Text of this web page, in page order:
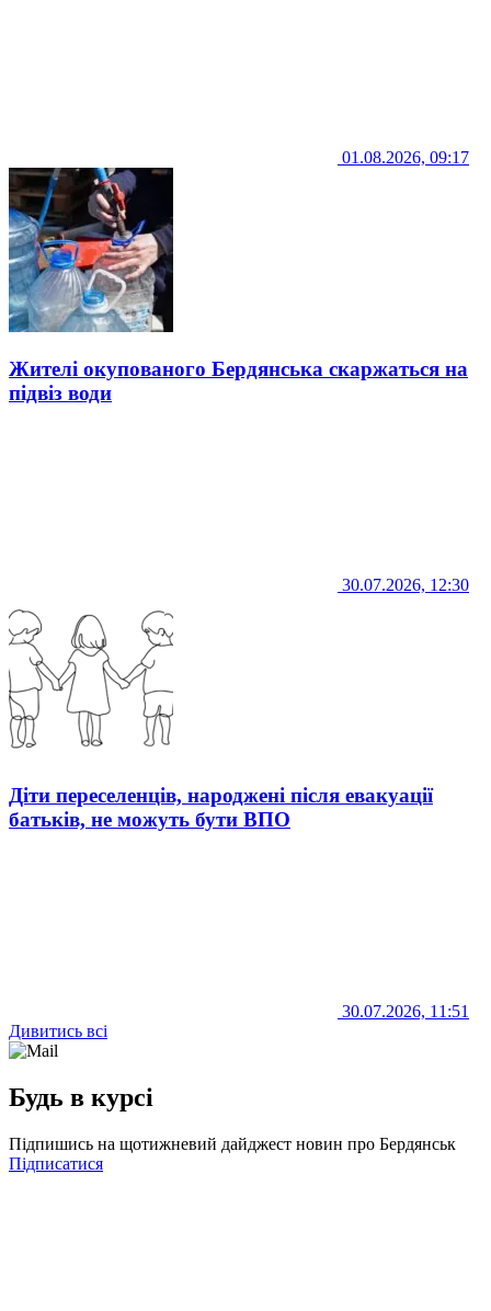
01.08.2026, 09:17
Жителі окупованого Бердянська скаржаться на
підвіз води
30.07.2026, 12:30
Діти переселенців, народжені після евакуації
батьків, не можуть бути ВПО
30.07.2026, 11:51
Дивитись всі
Будь в курсі
Підпишись на щотижневий дайджест новин про Бердянськ
Підписатися